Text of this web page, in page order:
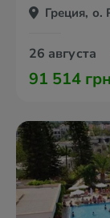
Греция, о.
26 августа
91 514 грн